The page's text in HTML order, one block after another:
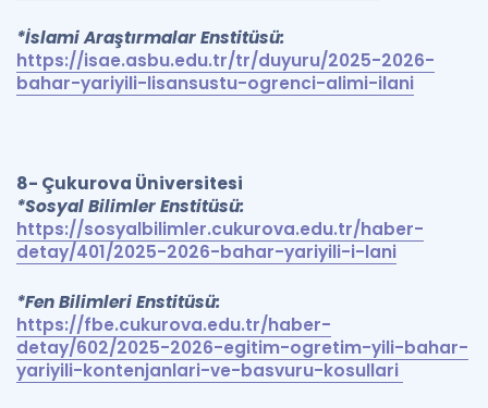
*İslami Araştırmalar Enstitüsü:
https://isae.asbu.edu.tr/tr/duyuru/2025-2026-
bahar-yariyili-lisansustu-ogrenci-alimi-ilani
8- Çukurova Üniversitesi
*Sosyal Bilimler Enstitüsü:
https://sosyalbilimler.cukurova.edu.tr/haber-
detay/401/2025-2026-bahar-yariyili-i-lani
*Fen Bilimleri Enstitüsü:
https://fbe.cukurova.edu.tr/haber-
detay/602/2025-2026-egitim-ogretim-yili-bahar-
yariyili-kontenjanlari-ve-basvuru-kosullari